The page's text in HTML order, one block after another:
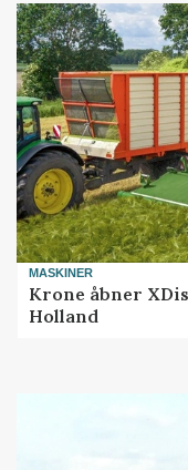
MASKINER
Krone åbner
Holland